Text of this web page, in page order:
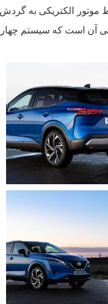
موتور الکتریکی به